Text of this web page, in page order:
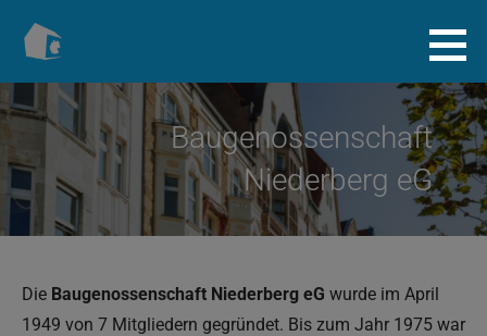
Inhalt
Baugenossenschaft.info
Baugenossenschaft
Niederberg eG
Die Baugenossenschaft Niederberg eG wurde im April
1949 von 7 Mitgliedern gegründet. Bis zum Jahr 1975 war